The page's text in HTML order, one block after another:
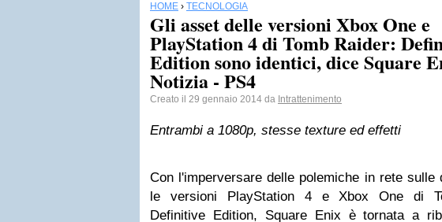
HOME › TECNOLOGIA
Gli asset delle versioni Xbox One e
PlayStation 4 di Tomb Raider:
Edition sono identici, dice Square
Notizia - PS4
Creato il 29 gennaio 2014 da Intrattenimento
Entrambi a 1080p, stesse texture ed effetti
Con l'imperversare delle polemiche in rete sulle
le versioni PlayStation 4 e Xbox One di
Definitive Edition, Square Enix è tornata a